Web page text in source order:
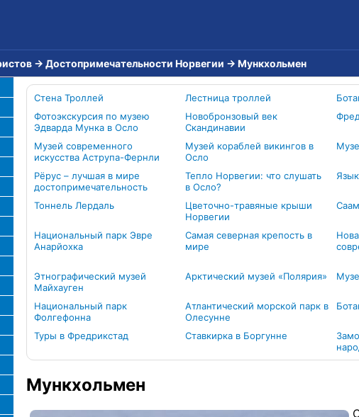
→ Достопримечательности Норвегии → Мункхольмен
Стена Троллей Лестница троллей
Фотоэкскурсия по музею
Эдварда Мунка в Осло
Новобронзовый век
Скандинавии
Музей современного
искусства Аструпа-Фернли
Музей кораблей викингов в
Осло
Рёрус – лучшая в мире
достопримечательность
Тепло Норвегии: что слушать
в Осло?
Тоннель Лердаль
Цветочно-травяные крыши
Норвегии
Национальный парк Эвре
Анарйохка
Самая северная крепость в
мире
Этнографический музей
Майхауген
Арктический музей «Полярия»
Национальный парк
Фолгефонна
Атлантический морской парк в
Олесунне
Туры в Фредрикстад Ставкирка в Боргунне
Мункхольмен